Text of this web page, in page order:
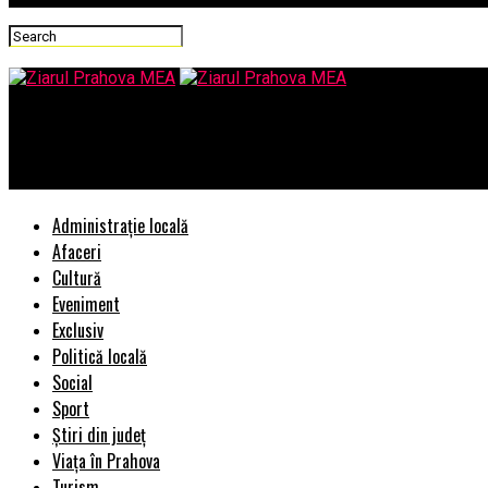
Administrație locală
Afaceri
Cultură
Eveniment
Exclusiv
Politică locală
Social
Sport
Știri din județ
Viața în Prahova